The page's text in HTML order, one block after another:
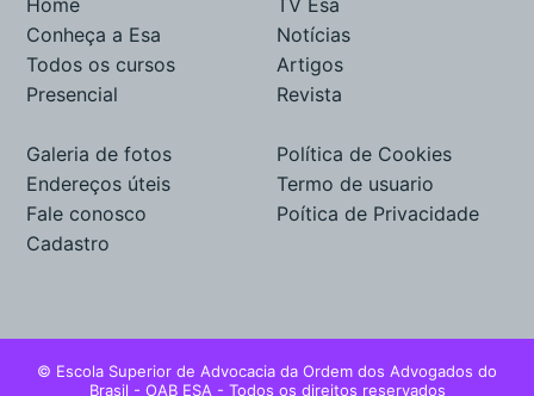
Home
Conheça a Esa
Todos os cursos
Presencial
TV Esa
Notícias
Artigos
Revista
Galeria de fotos
Endereços úteis
Fale conosco
Cadastro
Política de Cookies
Termo de usuario
Poítica de Privacidade
© Escola Superior de Advocacia da Ordem dos Advogados do
Brasil - OAB ESA - Todos os direitos reservados